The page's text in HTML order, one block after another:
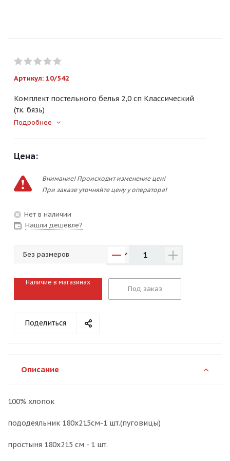
Артикул: 10/542
Комплект постельного белья 2,0 сп Классический
(тк. бязь)
Подробнее
Цена:
Внимание! Происходит изменение цен!
При заказе уточняйте цену у оператора!
Нет в наличии
Нашли дешевле?
1
Наличие в магазинах
Под заказ
Поделиться
Описание
100% хлопок
пододеяльник 180х215см-1 шт.(пуговицы)
простыня 180х215 см - 1 шт.